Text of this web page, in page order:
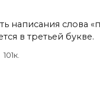
написания слова
в третьей букве.
101к.